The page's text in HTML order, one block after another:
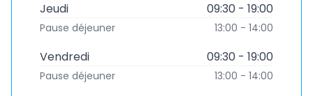
Jeudi 09:30 - 19:00
Pause déjeuner 13:00 - 14:00
Vendredi 09:30 - 19:00
Pause déjeuner 13:00 - 14:00